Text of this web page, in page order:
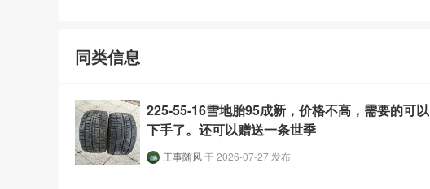
同类信息
225-55-16雪地胎95成新，价格不高，需要的可以
下手了。还可以赠送一条世季
王事随风于 2026-07-27 发布